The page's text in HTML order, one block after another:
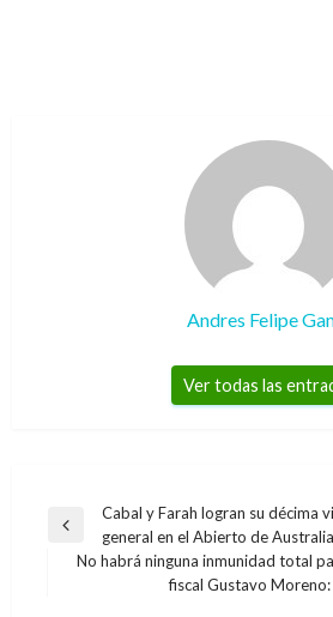
Andres Felipe
Ver todas las
Navegación
Entrada
anterior
Cabal y Farah logran su décima
general en el Abierto de Australia
No habrá ninguna inmunidad total
fiscal Gustavo Moreno: